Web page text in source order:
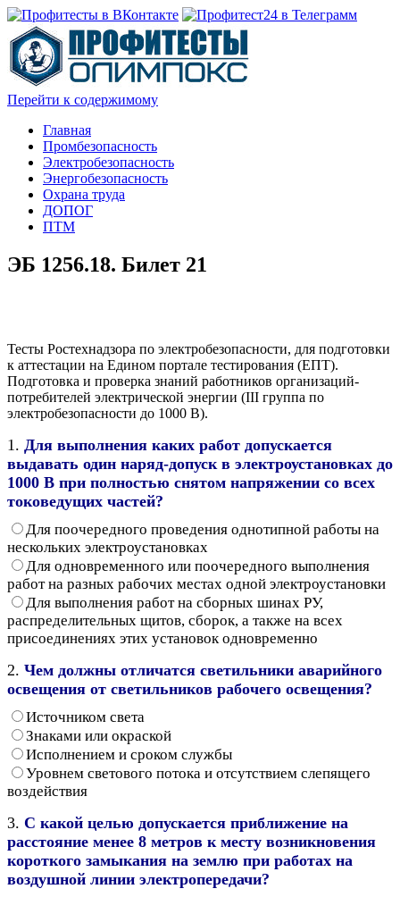
Перейти к содержимому
Главная
Промбезопасность
Электробезопасность
Энергобезопасность
Охрана труда
ДОПОГ
ПТМ
ЭБ 1256.18. Билет 21
Тесты Ростехнадзора по электробезопасности, для подготовки
к аттестации на Едином портале тестирования (ЕПТ).
Подготовка и проверка знаний работников организаций-
потребителей электрической энергии (III группа по
электробезопасности до 1000 В).
1. Для выполнения каких работ допускается
выдавать один наряд-допуск в электроустановках до
1000 В при полностью снятом напряжении со всех
токоведущих частей?
Для поочередного проведения однотипной работы на
нескольких электроустановках
Для одновременного или поочередного выполнения
работ на разных рабочих местах одной электроустановки
Для выполнения работ на сборных шинах РУ,
распределительных щитов, сборок, а также на всех
присоединениях этих установок одновременно
2. Чем должны отличатся светильники аварийного
освещения от светильников рабочего освещения?
Источником света
Знаками или окраской
Исполнением и сроком службы
Уровнем светового потока и отсутствием слепящего
воздействия
3. С какой целью допускается приближение на
расстояние менее 8 метров к месту возникновения
короткого замыкания на землю при работах на
воздушной линии электропередачи?